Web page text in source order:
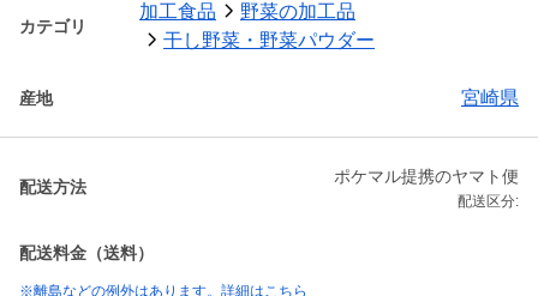
カテゴリ
加工食品
野菜の加工品
干し野菜・野菜パウダー
産地 宮崎県
配送方法
ポケマル提携のヤマト便
配送区分:
配送料金（送料）
※離島などの例外はあります。詳細はこちら